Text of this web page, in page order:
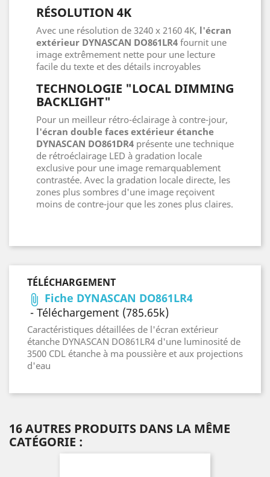
RÉSOLUTION 4K
Avec une résolution de 3240 x 2160 4K, l'écran
extérieur DYNASCAN DO861LR4 fournit une
image extrêmement nette pour une lecture
facile du texte et des détails incroyables
TECHNOLOGIE "LOCAL DIMMING
BACKLIGHT"
Pour un meilleur rétro-éclairage à contre-jour,
l'écran double faces extérieur étanche
DYNASCAN DO861DR4 présente une technique
de rétroéclairage LED à gradation locale
exclusive pour une image remarquablement
contrastée. Avec la gradation locale directe, les
zones plus sombres d'une image reçoivent
moins de contre-jour que les zones plus claires.
TÉLÉCHARGEMENT
attach_file Fiche DYNASCAN DO861LR4
- Téléchargement (785.65k)
Caractéristiques détaillées de l'écran extérieur
étanche DYNASCAN DO861LR4 d'une luminosité de
3500 CDL étanche à ma poussière et aux projections
d'eau
16 AUTRES PRODUITS DANS LA MÊME
CATÉGORIE :